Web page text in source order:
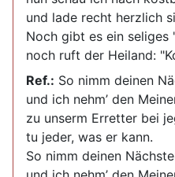
und lade recht herzlich
Noch gibt es ein seliges
noch ruft der Heiland:
Ref.: So nimm deinen
und ich nehm’ den
zu unserm Erretter bei
tu jeder, was er kann.
So nimm deinen